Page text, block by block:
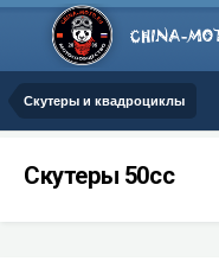
Скутеры и квадроциклы
Скутеры 50сс